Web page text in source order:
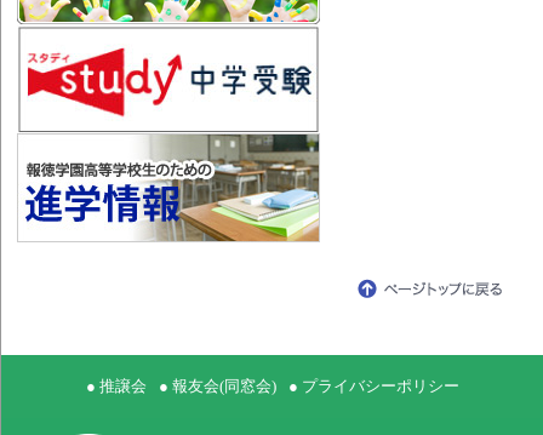
● 推譲会 ● 報友会(同窓会) ● プライバシーポリシー